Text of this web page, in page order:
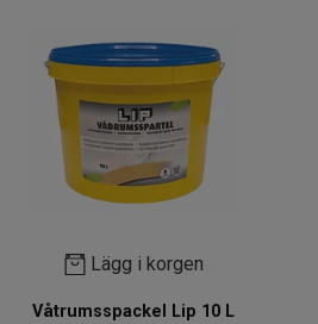
Lägg i korgen
Våtrumsspackel Lip 10 L